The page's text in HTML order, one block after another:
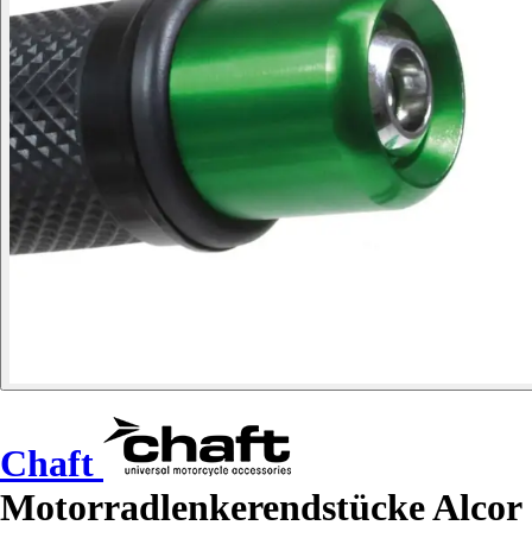
Chaft
Motorradlenkerendstücke Alcor